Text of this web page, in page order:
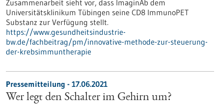
Zusammenarbeit sieht vor, dass ImaginAb dem
Universitätsklinikum Tübingen seine CD8 ImmunoPET
Substanz zur Verfügung stellt.
https://www.gesundheitsindustrie-
bw.de/fachbeitrag/pm/innovative-methode-zur-steuerung-
der-krebsimmuntherapie
Pressemitteilung - 17.06.2021
Wer legt den Schalter im Gehirn um?